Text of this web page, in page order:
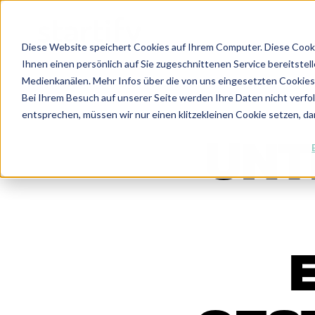
Diese Website speichert Cookies auf Ihrem Computer. Diese
Ihnen einen persönlich auf Sie zugeschnittenen Service
Medienkanälen. Mehr Infos über die von uns eingesetzten
Bei Ihrem Besuch auf unserer Seite werden Ihre Daten nicht
entsprechen, müssen wir nur einen klitzekleinen Cookie setzen,